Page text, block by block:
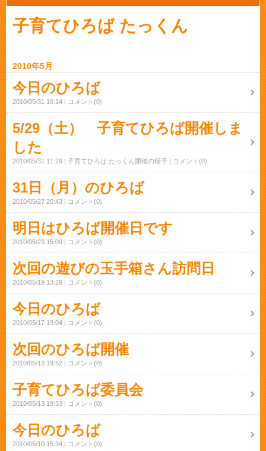
子育てひろば たっくん
2010年5月
今日のひろば
2010/05/31 16:14 コメント(0)
5/29（土） 子育てひろば開催しま
した
2010/05/31 11:29 子育てひろば たっくん開催の様子 コメント(0)
31日（月）のひろば
2010/05/27 20:43 コメント(0)
明日はひろば開催日です
2010/05/23 15:09 コメント(0)
次回の遊びの玉手箱さん訪問日
2010/05/19 13:29 コメント(0)
今日のひろば
2010/05/17 19:04 コメント(0)
次回のひろば開催
2010/05/13 19:52 コメント(0)
子育てひろば委員会
2010/05/13 19:33 コメント(0)
今日のひろば
2010/05/10 15:34 コメント(0)